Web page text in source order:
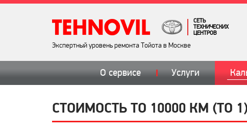
СЕТЬ
ТЕХНИЧЕСКИХ
ЦЕНТРОВ
Экспертный уровень ремонта Тойота в Москве
О сервисе Услуги
СТОИМОСТЬ ТО 10000 КМ (ТО